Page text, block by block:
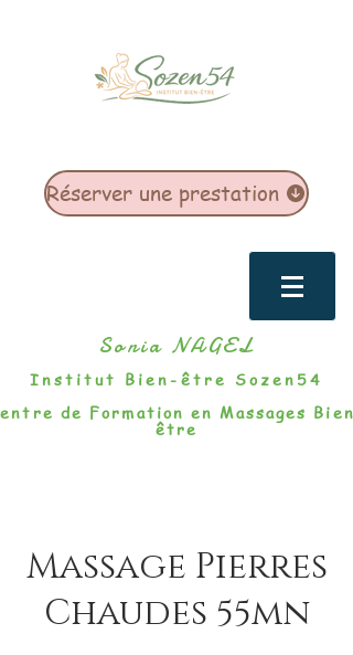
Réserver une prestation
Sonia NAGEL
Institut Bien-être Sozen54
de Formation en Massages Bien-
être
Massage Pierres
Chaudes 55mn